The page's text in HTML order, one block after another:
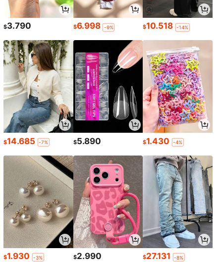
$3.790 $6.998 -9% $10.518 -14%
$14.685 -7% $5.890 $1.430 -4%
$1.930 -3% $2.990 $27.131 -8%